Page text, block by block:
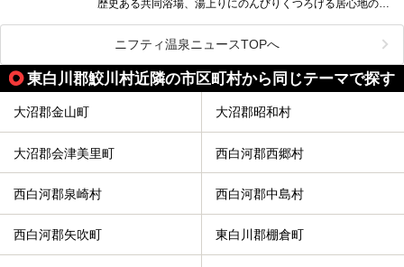
歴史ある共同浴場、湯上りにのんびりくつろげる居心地のい
スーパー銭湯など、多種多様な温浴施設が割拠する福島県。
今回は、そんな福島県にある温浴施設のなかから、筆者が
「一度訪ねてみたい」と気になっている魅力的な施設を5件
ピックアップして紹介します。
※2021/07/21時点の情報です。
ニフティ温泉ニュースTOPへ
東白川郡鮫川村近隣の市区町村から同じテーマで探す
大沼郡金山町 大沼郡昭和村
大沼郡会津美里町 西白河郡西郷村
西白河郡泉崎村 西白河郡中島村
西白河郡矢吹町 東白川郡棚倉町